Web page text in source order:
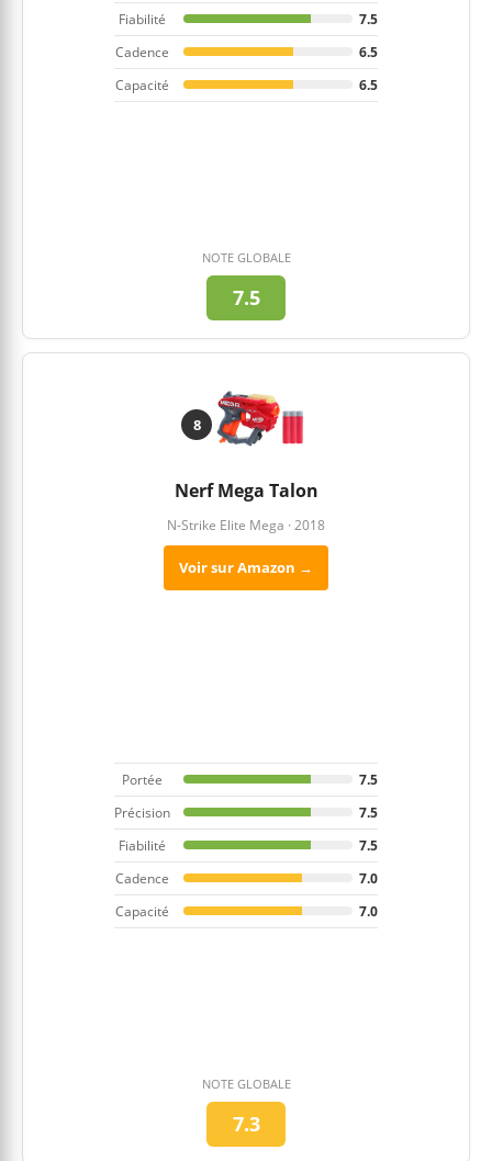
Fiabilité
7.5
Cadence
6.5
Capacité
6.5
NOTE GLOBALE
7.5
8
Nerf Mega Talon
N-Strike Elite Mega · 2018
Voir sur Amazon →
Portée
7.5
Précision
7.5
Fiabilité
7.5
Cadence
7.0
Capacité
7.0
NOTE GLOBALE
7.3